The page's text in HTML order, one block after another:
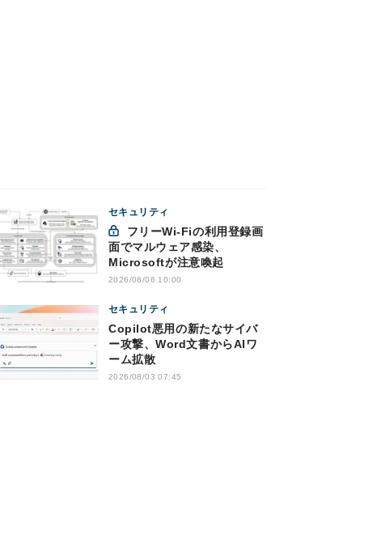
セキュリティ
面でマルウェア感染、
Microsoftが注意喚起
2026/08/06 10:00
セキュリティ
Copilot悪用の新たなサイバ
ー攻撃、Word文書からAIワ
ーム拡散
2026/08/03 07:45